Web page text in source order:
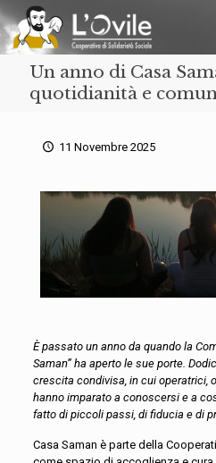
Un anno di Casa
quotidianità e
11 Novembre 2025
È passato un anno da quando la
Saman” ha aperto le sue porte.
crescita condivisa, in cui operatrici,
hanno imparato a conoscersi e a
fatto di piccoli passi, di fiducia e di
Casa Saman è parte della